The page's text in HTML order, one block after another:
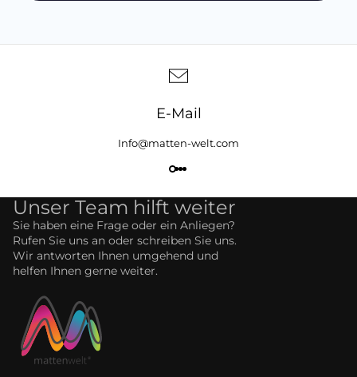
E-Mail
Info@matten-welt.com
Unser Team hilft weiter
Sie haben eine Frage oder ein Anliegen?
Rufen Sie uns an oder schreiben Sie uns.
Wir antworten Ihnen umgehend und
helfen Ihnen gerne weiter.